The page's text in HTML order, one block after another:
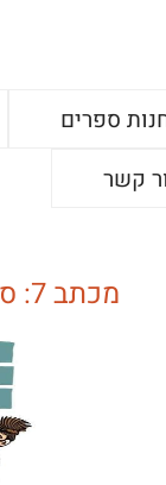
ספרים
קשר
מכתב 7: סינדרלה – שנת 1994/ ארמן אוונוב